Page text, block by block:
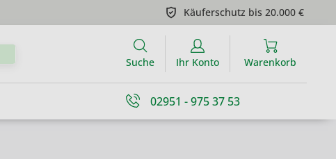
Käuferschutz bis 20.000 €
02951 - 975 37 53
Suche Ihr Konto Warenkorb